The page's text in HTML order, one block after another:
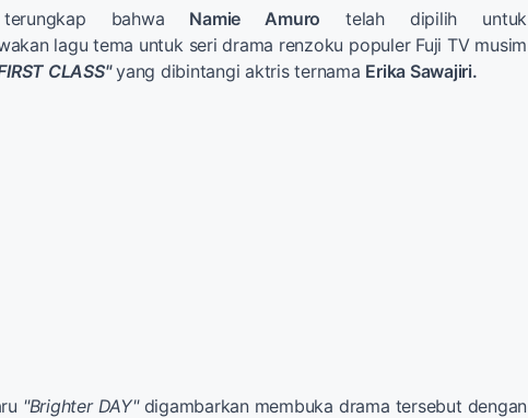
bahwa Namie Amuro telah dipilih untuk
lagu tema untuk seri drama renzoku populer Fuji TV musim
CLASS"yang dibintangi aktris ternama Erika Sawajiri.
"Brighter DAY"digambarkan membuka drama tersebut dengan